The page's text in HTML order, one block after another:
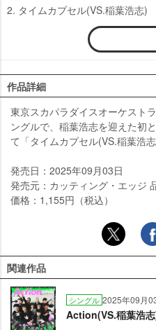
2. タイムカプセル(VS.稲葉浩志)
作品詳細
東京スカパラダイスオーケスト
ングルで、稲葉浩志を迎えた初
て「タイムカプセル(VS.稲葉浩志
発売日：2025年09月03日
発売元：カッティング・エッジ
価格：1,155円（税込）
関連作品
シングル 2025年09月
Action(VS.稲葉浩